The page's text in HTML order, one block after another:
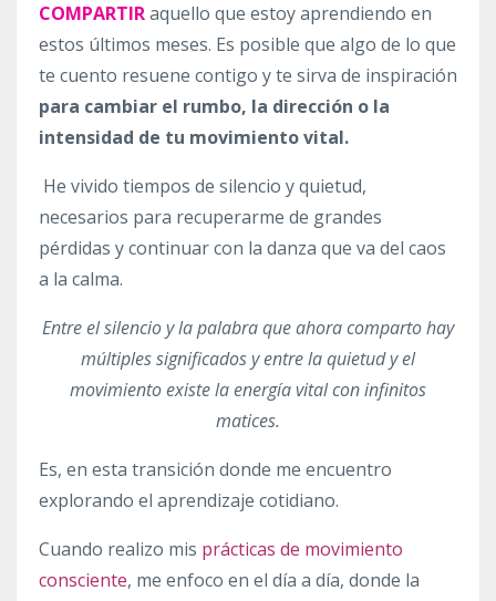
COMPARTIRaquello que estoy aprendiendo en
estos últimos meses. Es posible que algo de lo que
te cuento resuene contigo y te sirva de inspiración
para cambiar el rumbo, la dirección o la
intensidad de tu movimiento vital.
He vivido tiempos de silencio y quietud,
necesarios para recuperarme de grandes
pérdidas y continuar con la danza que va del caos
a la calma.
Entre el silencio y la palabra que ahora comparto hay
múltiples significados y entre la quietud y el
movimiento existe la energía vital con infinitos
matices.
Es, en esta transición donde me encuentro
explorando el aprendizaje cotidiano.
Cuando realizo mis prácticas de movimiento
consciente, me enfoco en el día a día, donde la